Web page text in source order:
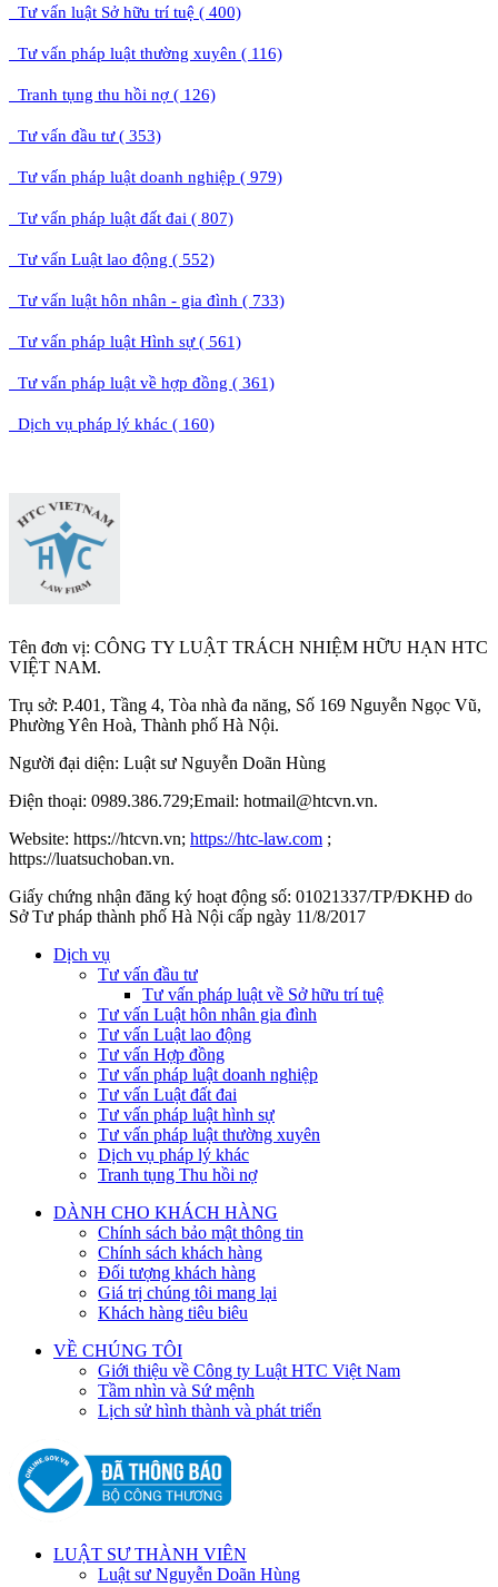
Tư vấn luật Sở hữu trí tuệ ( 400)
Tư vấn pháp luật thường xuyên ( 116)
Tranh tụng thu hồi nợ ( 126)
Tư vấn đầu tư ( 353)
Tư vấn pháp luật doanh nghiệp ( 979)
Tư vấn pháp luật đất đai ( 807)
Tư vấn Luật lao động ( 552)
Tư vấn luật hôn nhân - gia đình ( 733)
Tư vấn pháp luật Hình sự ( 561)
Tư vấn pháp luật về hợp đồng ( 361)
Dịch vụ pháp lý khác ( 160)
Tên đơn vị: CÔNG TY LUẬT TRÁCH NHIỆM HỮU HẠN HTC
VIỆT NAM.
Trụ sở: P.401, Tầng 4, Tòa nhà đa năng, Số 169 Nguyễn Ngọc Vũ,
Phường Yên Hoà, Thành phố Hà Nội.
Người đại diện: Luật sư Nguyễn Doãn Hùng
Điện thoại: 0989.386.729;Email: hotmail@htcvn.vn.
Website: https://htcvn.vn; https://htc-law.com ;
https://luatsuchoban.vn.
Giấy chứng nhận đăng ký hoạt động số: 01021337/TP/ĐKHĐ do
Sở Tư pháp thành phố Hà Nội cấp ngày 11/8/2017
Dịch vụ
Tư vấn đầu tư
Tư vấn pháp luật về Sở hữu trí tuệ
Tư vấn Luật hôn nhân gia đình
Tư vấn Luật lao động
Tư vấn Hợp đồng
Tư vấn pháp luật doanh nghiệp
Tư vấn Luật đất đai
Tư vấn pháp luật hình sự
Tư vấn pháp luật thường xuyên
Dịch vụ pháp lý khác
Tranh tụng Thu hồi nợ
DÀNH CHO KHÁCH HÀNG
Chính sách bảo mật thông tin
Chính sách khách hàng
Đối tượng khách hàng
Giá trị chúng tôi mang lại
Khách hàng tiêu biêu
VỀ CHÚNG TÔI
Giới thiệu về Công ty Luật HTC Việt Nam
Tầm nhìn và Sứ mệnh
Lịch sử hình thành và phát triển
LUẬT SƯ THÀNH VIÊN
Luật sư Nguyễn Doãn Hùng